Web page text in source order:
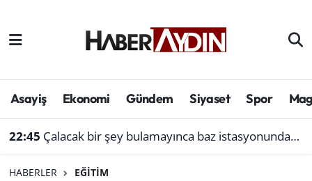
Asayiş Ekonomi Gündem Siyaset Spor
22:45 Çalacak bir şey bulamayınca baz istasyonundan akü çaldı
HABERLER EĞITIM
Afyonkarahisar
Çevre
Aydın Hava Durumu
Süper Lig Puan Durumu ve Fikstür